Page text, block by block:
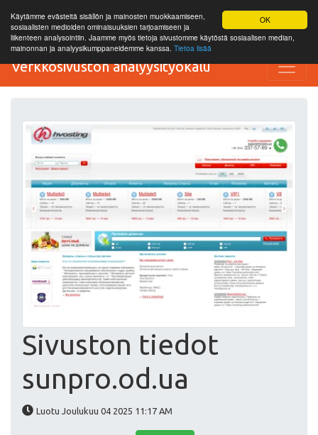
OK
Käytämme evästeitä sisällön ja mainosten muokkaamiseen,
sosiaalisten medioiden ominaisuuksien tarjoamiseen ja
liikenteen analysointiin. Jaamme myös tietoja sivustomme käytöstä sosiaalisen median,
mainonnan ja analyysikumppaneidemme kanssa. Tietoa lisää
Verkkosivuston analyysityökalu
Sivuston tiedot
sunpro.od.ua
Luotu Joulukuu 04 2025 11:17 AM